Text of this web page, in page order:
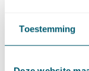
Toestemming
Vastgoedrecht
Kan economische
gekwalificeerd